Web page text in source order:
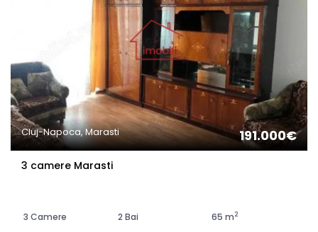
Cluj-Napoca, Marasti 191.000€
3 camere Marasti
3 Camere 2 Bai 65 m2